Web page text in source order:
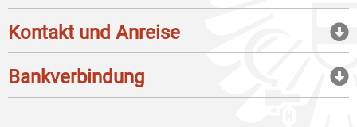
Kontakt und Anreise
Bankverbindung